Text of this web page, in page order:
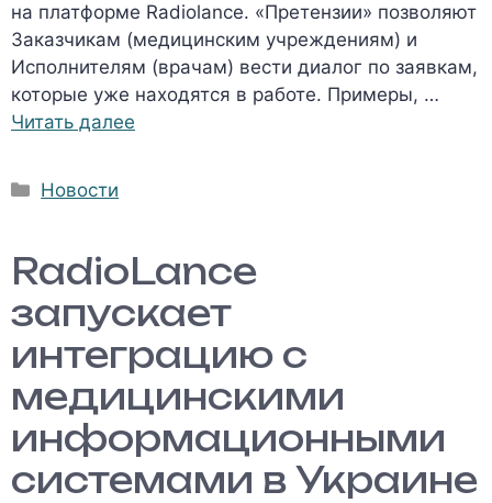
на платформе Radiolance. «Претензии» позволяют
Заказчикам (медицинским учреждениям) и
Исполнителям (врачам) вести диалог по заявкам,
которые уже находятся в работе. Примеры, …
Читать далее
Рубрики
Новости
RadioLance
запускает
интеграцию с
медицинскими
информационными
системами в Украине